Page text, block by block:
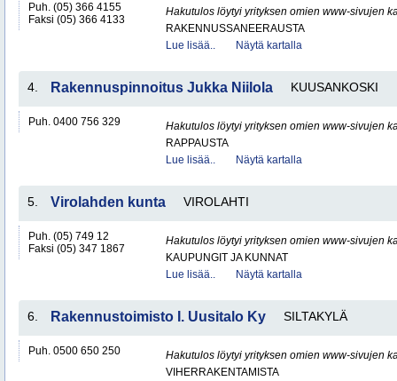
Puh. (05) 366 4155
Faksi (05) 366 4133
Hakutulos löytyi yrityksen omien www-sivujen
RAKENNUSSANEERAUSTA
Lue lisää..
Näytä kartalla
4. Rakennuspinnoitus Jukka Niilola KUUSANKOSKI
Puh. 0400 756 329
Hakutulos löytyi yrityksen omien www-sivujen
RAPPAUSTA
Lue lisää..
Näytä kartalla
5. Virolahden kunta VIROLAHTI
Puh. (05) 749 12
Faksi (05) 347 1867
Hakutulos löytyi yrityksen omien www-sivujen
KAUPUNGIT JA KUNNAT
Lue lisää..
Näytä kartalla
6. Rakennustoimisto I. Uusitalo Ky SILTAKYLÄ
Puh. 0500 650 250
Hakutulos löytyi yrityksen omien www-sivujen
VIHERRAKENTAMISTA